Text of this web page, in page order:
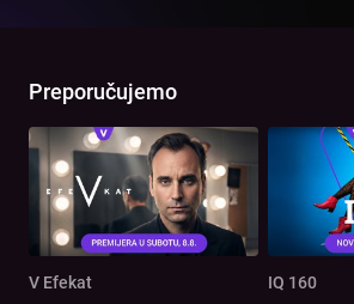
Preporučujemo
V Efekat IQ 160